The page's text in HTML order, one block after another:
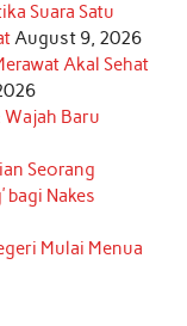
Suara Satu
August 9, 2026
Akal Sehat
Wajah Baru
Seorang
bagi Nakes
Mulai Menua